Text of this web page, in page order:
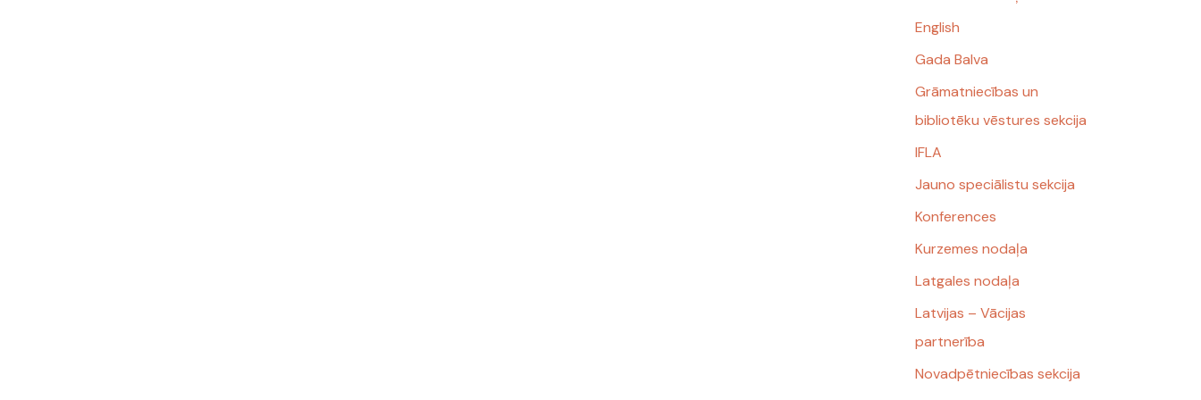
English
Gada Balva
Grāmatniecības un
bibliotēku vēstures sekcija
IFLA
Jauno speciālistu sekcija
Konferences
Kurzemes nodaļa
Latgales nodaļa
Latvijas – Vācijas
partnerība
Novadpētniecības sekcija